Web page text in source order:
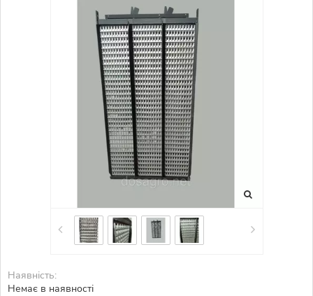
Наявність:
Немає в наявності